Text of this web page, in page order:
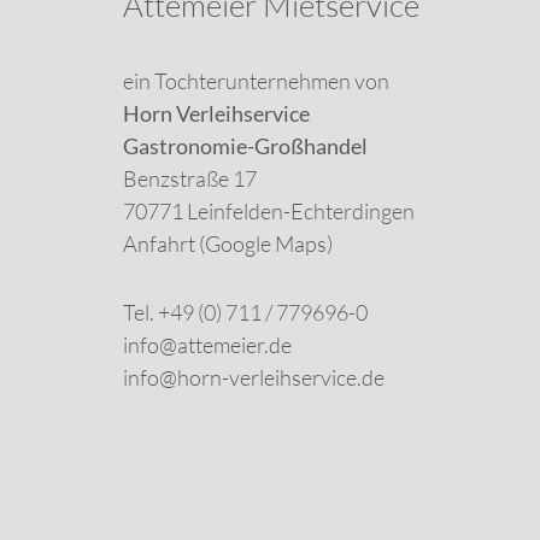
Arbeitstische
Verbrauchsmaterial
ein Tochterunternehmen von
Horn Verleihservice
Gastronomie-Großhandel
Benzstraße 17
70771 Leinfelden-Echterdingen
Anfahrt (Google Maps)
Tel. +49 (0) 711 / 779696-0
info@attemeier.de
info@horn-verleihservice.de